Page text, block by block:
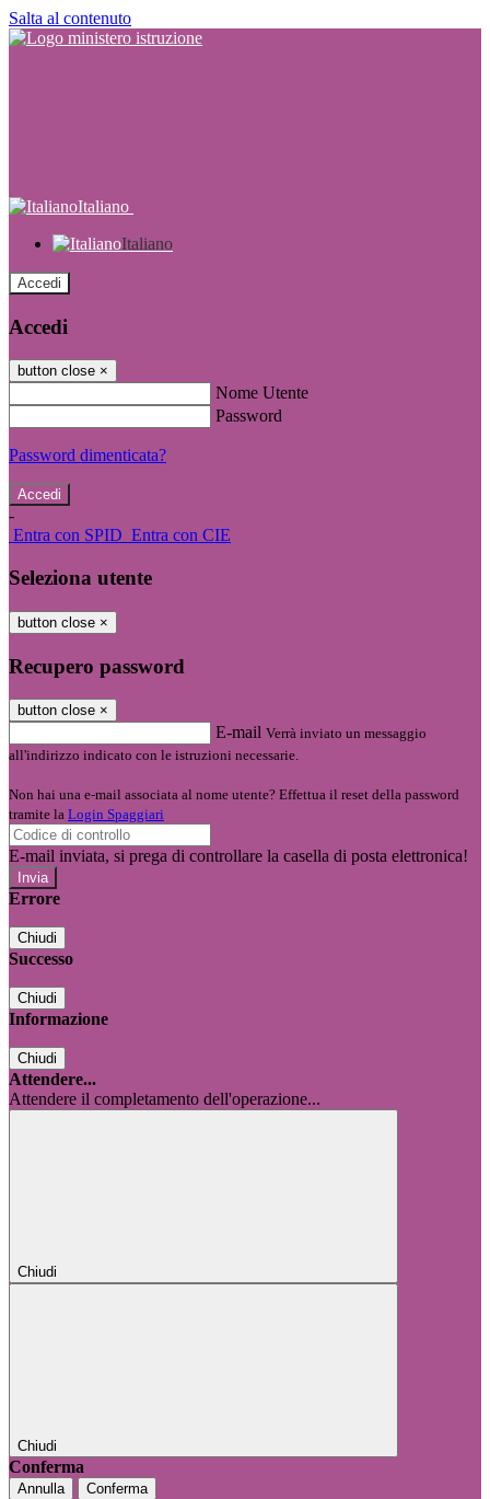
Salta al contenuto
Italiano
Italiano
Accedi
Accedi
button close ×
Nome Utente
Password
Password dimenticata?
-
Entra con SPID Entra con CIE
Seleziona utente
button close ×
Recupero password
button close ×
E-mail Verrà inviato un messaggio
all'indirizzo indicato con le istruzioni necessarie.
Non hai una e-mail associata al nome utente? Effettua il reset della password
tramite la Login Spaggiari
E-mail inviata, si prega di controllare la casella di posta elettronica!
Errore
Chiudi
Successo
Chiudi
Informazione
Chiudi
Attendere...
Attendere il completamento dell'operazione...
Chiudi
Chiudi
Conferma
Annulla Conferma